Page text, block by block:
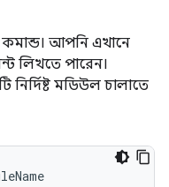
আপনি এখানে
লিখতে পারেন।
মডিউল চালাতে